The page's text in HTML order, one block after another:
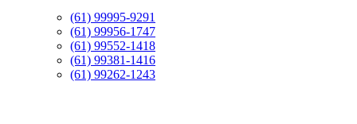
(61) 99995-9291
(61) 99956-1747
(61) 99552-1418
(61) 99381-1416
(61) 99262-1243